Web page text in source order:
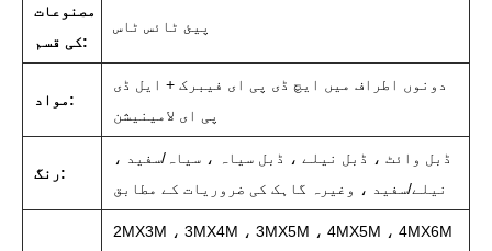
مصنوعات
کی قسم:
پیئ ٹائس ٹاس
مواد:
دونوں اطراف میں ایچ ڈی پی ای فیبرک + ایل ڈی
پی ای لامینیشن
رنگ:
ڈبل وائٹ ، ڈبل نیلے ، ڈبل سیاہ ، سیاہ/سفید ،
نیلے/سفید ، وغیرہ گاہک کی ضروریات کے مطابق
2MX3M ، 3MX4M ، 3MX5M ، 4MX5M ، 4MX6M